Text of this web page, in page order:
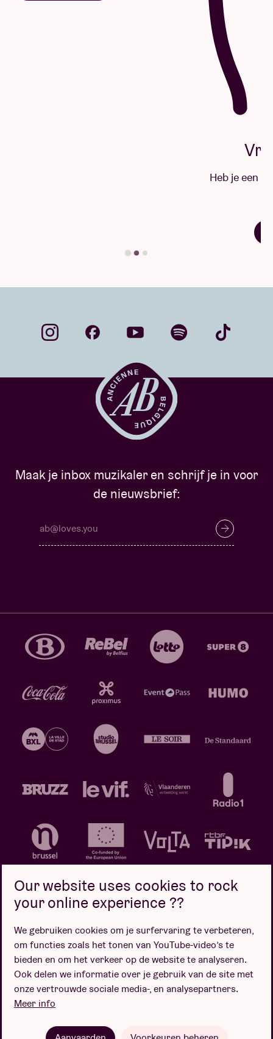
Heb je een vraag? Grote kans dat je hier het
Maak je inbox muzikaler en schrijf je in voor
de nieuwsbrief:
Privacybeleid Cookiebeleid
Verkoopsvoorwaarden
Design door
Our website uses cookies to rock
your online experience ??
We gebruiken cookies om je surfervaring te verbeteren,
om functies zoals het tonen van YouTube-video’s te
bieden en om het verkeer op de website te analyseren.
Ook delen we informatie over je gebruik van de site met
onze vertrouwde sociale media-, en analysepartners.
Meer info